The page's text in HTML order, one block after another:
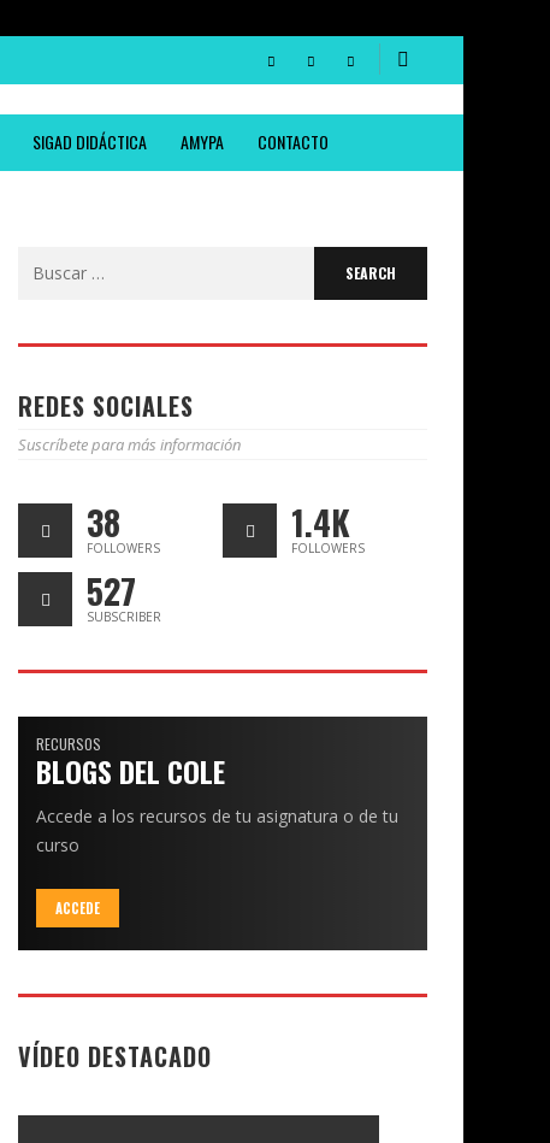
SIGAD DIDÁCTICA AMYPA CONTACTO
REDES SOCIALES
Suscríbete para más información
38
FOLLOWERS
1.4K
FOLLOWERS
527
SUBSCRIBER
RECURSOS
BLOGS DEL COLE
Accede a los recursos de tu asignatura o de tu
curso
ACCEDE
VÍDEO DESTACADO